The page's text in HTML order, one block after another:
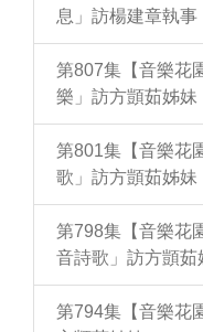
息」訪楊建章執事
第807集【音樂花
樂」訪方顗茹姊妹
第801集【音樂花
歌」訪方顗茹姊妹
第798集【音樂花
音詩歌」訪方顗茹
第794集【音樂花